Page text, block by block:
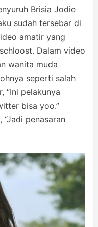
Brisia Jodie
sudah tersebar di
amatir yang
Dalam video
wanita muda
seperti salah
“Ini pelakunya
bisa yoo.”
penasaran